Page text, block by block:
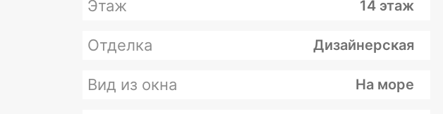
Этаж 14 этаж
Отделка Дизайнерская
Вид из окна На море